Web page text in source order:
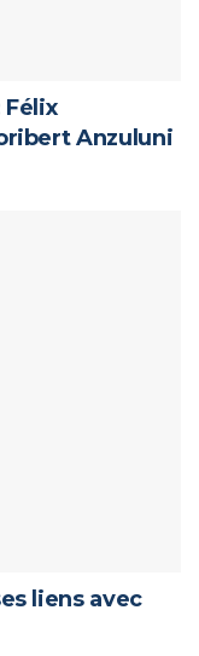
Anzuluni
liens avec